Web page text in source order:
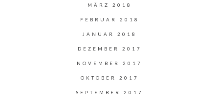
MÄRZ 2018
FEBRUAR 2018
JANUAR 2018
DEZEMBER 2017
NOVEMBER 2017
OKTOBER 2017
SEPTEMBER 2017